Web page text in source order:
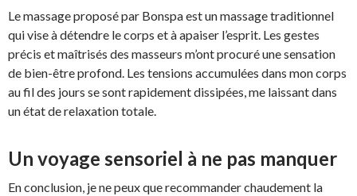
Le massage proposé par Bonspa est un massage traditionnel
qui vise à détendre le corps et à apaiser l’esprit. Les gestes
précis et maîtrisés des masseurs m’ont procuré une sensation
de bien-être profond. Les tensions accumulées dans mon corps
au fil des jours se sont rapidement dissipées, me laissant dans
un état de relaxation totale.
Un voyage sensoriel à ne pas manquer
En conclusion, je ne peux que recommander chaudement la